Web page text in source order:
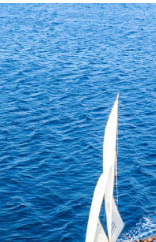
Cabinet Gestion de Patrimoine Metz -
Luxembourg